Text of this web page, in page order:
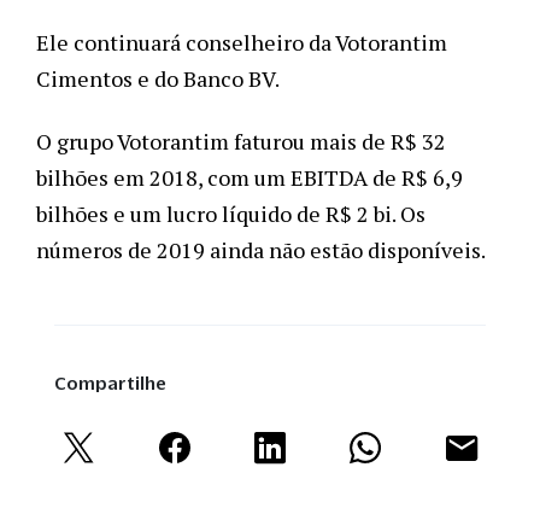
Ele continuará conselheiro da Votorantim
Cimentos e do Banco BV.
O grupo Votorantim faturou mais de R$ 32
bilhões em 2018, com um EBITDA de R$ 6,9
bilhões e um lucro líquido de R$ 2 bi. Os
números de 2019 ainda não estão disponíveis.
Compartilhe